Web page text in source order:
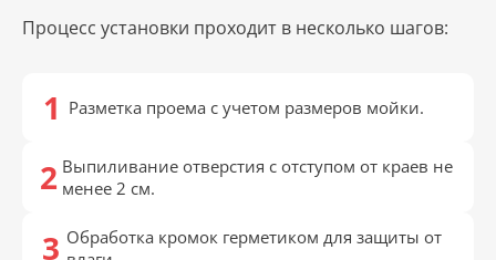
Процесс установки проходит в несколько шагов:
Разметка проема с учетом размеров мойки.
Выпиливание отверстия с отступом от краев не
менее 2 см.
Обработка кромок герметиком для защиты от